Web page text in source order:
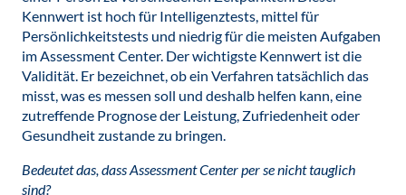
Kennwert ist hoch für Intelligenztests, mittel für
Persönlichkeitstests und niedrig für die meisten Aufgaben
im Assessment Center. Der wichtigste Kennwert ist die
Validität. Er bezeichnet, ob ein Verfahren tatsächlich das
misst, was es messen soll und deshalb helfen kann, eine
zutreffende Prognose der Leistung, Zufriedenheit oder
Gesundheit zustande zu bringen.
Bedeutet das, dass Assessment Center per se nicht tauglich
sind?